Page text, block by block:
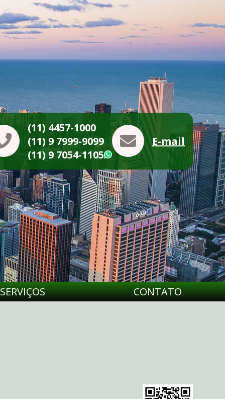
(11) 4457-1000
(11) 9 7999-9099
(11) 9 7054-1105
WhatsApp
E-mail
SERVIÇOS CONTATO